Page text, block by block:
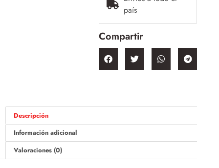
país
Compartir
Descripción
Información adicional
Valoraciones (0)